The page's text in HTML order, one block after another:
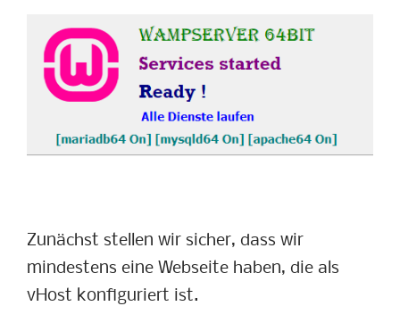
Zunächst stellen wir sicher, dass wir
mindestens eine Webseite haben, die als
vHost konfiguriert ist.